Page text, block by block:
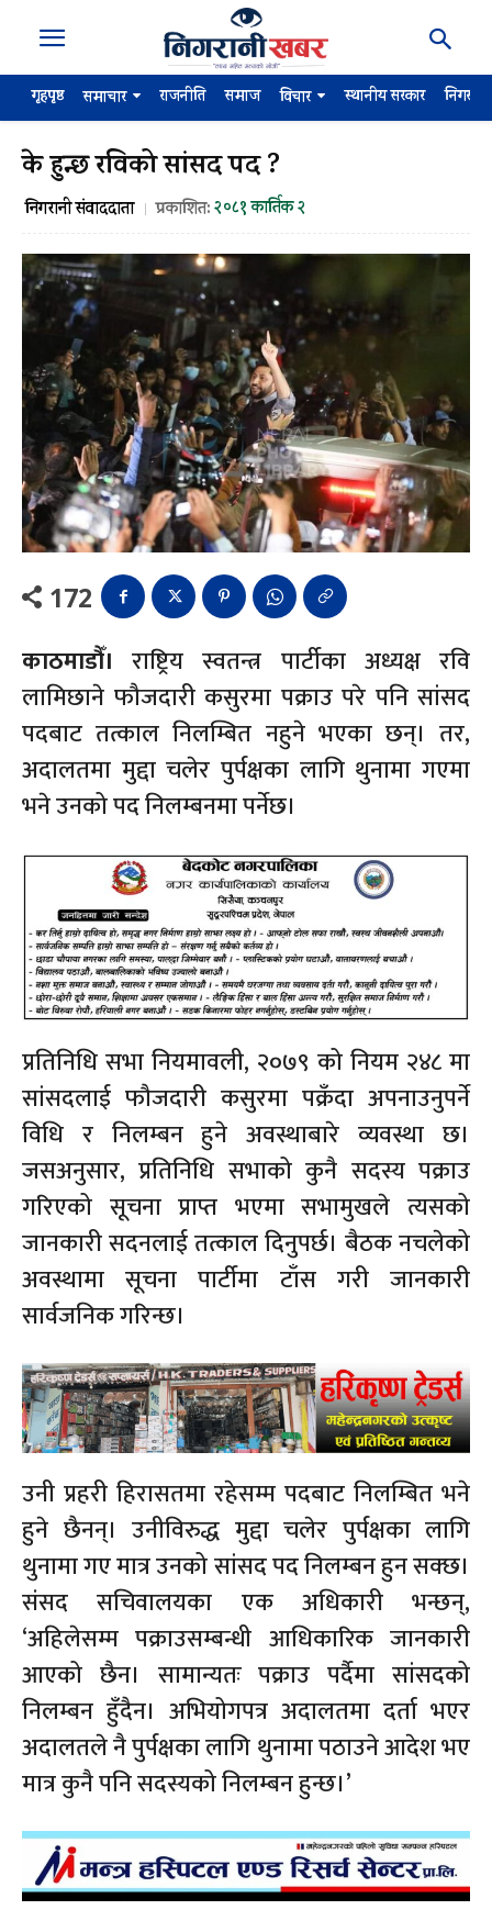
गृहपृष्ठ समाचार राजनीति समाज विचार स्थानीय सरकार
के हुन्छ रविको सांसद पद ?
निगरानी संवाददाता प्रकाशित:२०८१ कार्तिक २
172
काठमाडौँ। राष्ट्रिय स्वतन्त्र पार्टीका अध्यक्ष रवि
लामिछाने फौजदारी कसुरमा पक्राउ परे पनि सांसद
पदबाट तत्काल निलम्बित नहुने भएका छन्। तर,
अदालतमा मुद्दा चलेर पुर्पक्षका लागि थुनामा गएमा
भने उनको पद निलम्बनमा पर्नेछ।
प्रतिनिधि सभा नियमावली, २०७९ को नियम २४८ मा
सांसदलाई फौजदारी कसुरमा पक्रँदा अपनाउनुपर्ने
विधि र निलम्बन हुने अवस्थाबारे व्यवस्था छ।
जसअनुसार, प्रतिनिधि सभाको कुनै सदस्य पक्राउ
गरिएको सूचना प्राप्त भएमा सभामुखले त्यसको
जानकारी सदनलाई तत्काल दिनुपर्छ। बैठक नचलेको
अवस्थामा सूचना पार्टीमा टाँस गरी जानकारी
सार्वजनिक गरिन्छ।
उनी प्रहरी हिरासतमा रहेसम्म पदबाट निलम्बित भने
हुने छैनन्। उनीविरुद्ध मुद्दा चलेर पुर्पक्षका लागि
थुनामा गए मात्र उनको सांसद पद निलम्बन हुन सक्छ।
संसद सचिवालयका एक अधिकारी भन्छन्,
‘अहिलेसम्म पक्राउसम्बन्धी आधिकारिक जानकारी
आएको छैन। सामान्यतः पक्राउ पर्दैमा सांसदको
निलम्बन हुँदैन। अभियोगपत्र अदालतमा दर्ता भएर
अदालतले नै पुर्पक्षका लागि थुनामा पठाउने आदेश भए
मात्र कुनै पनि सदस्यको निलम्बन हुन्छ।’